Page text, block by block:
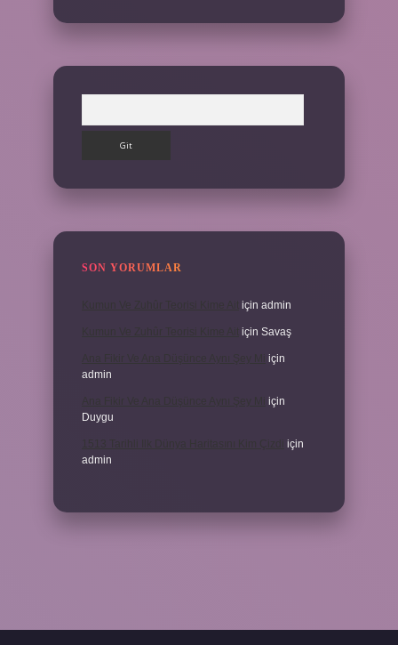
SON YORUMLAR
için admin
için Savaş
için
admin
için
Duygu
için
admin